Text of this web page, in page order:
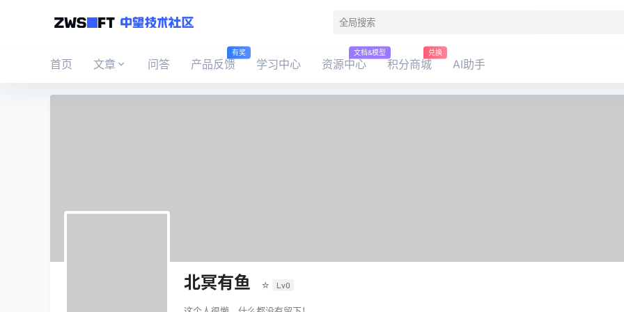
首页 文章 问答 产品反馈
有奖
学习中心 资源中心
文档&模型
积分商城
兑换
AI助手
北冥有鱼 ☆ Lv0